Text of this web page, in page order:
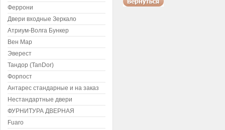
Феррони
Двери входные Зеркало
Атриум-Волга Бункер
Вен Мар
Эверест
Тандор (TanDor)
Форпост
Антарес стандарные и на заказ
Нестандартные двери
ФУРНИТУРА ДВЕРНАЯ
Fuaro